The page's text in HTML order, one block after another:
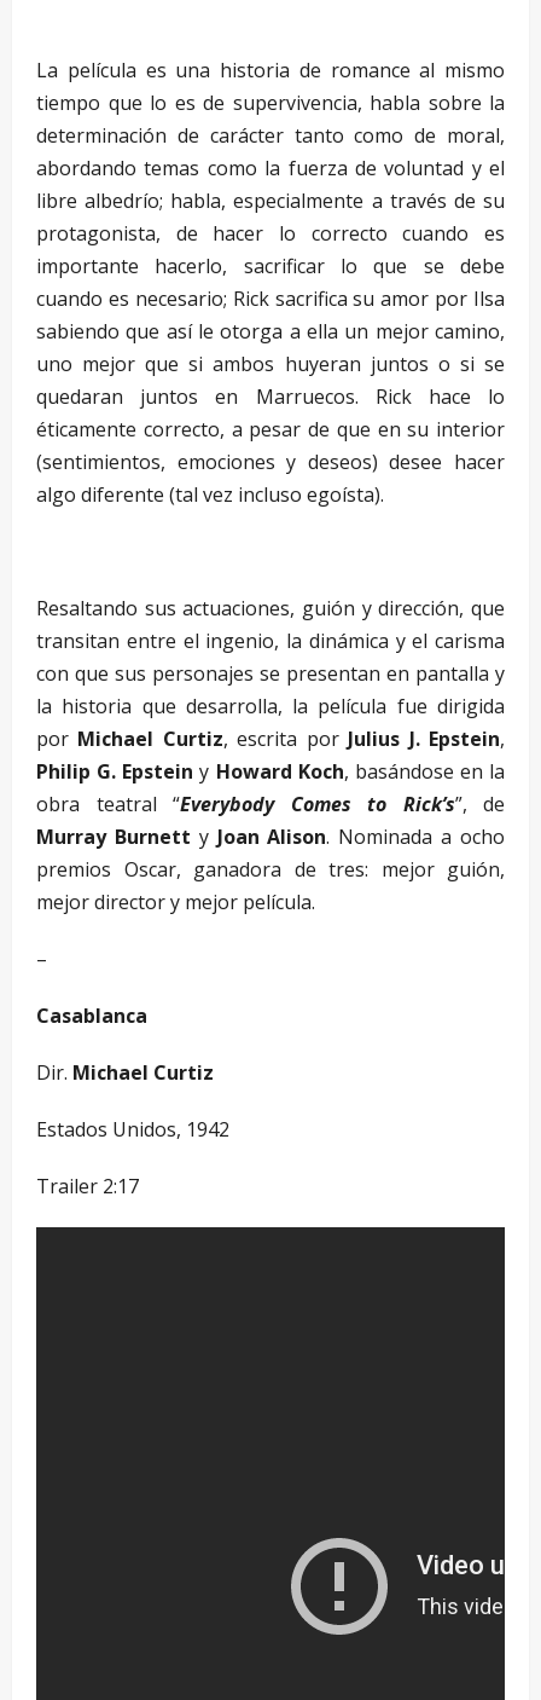
La película es una historia de romance al mismo
tiempo que lo es de supervivencia, habla sobre la
determinación de carácter tanto como de moral,
abordando temas como la fuerza de voluntad y el
libre albedrío; habla, especialmente a través de su
protagonista, de hacer lo correcto cuando es
importante hacerlo, sacrificar lo que se debe
cuando es necesario; Rick sacrifica su amor por Ilsa
sabiendo que así le otorga a ella un mejor camino,
uno mejor que si ambos huyeran juntos o si se
quedaran juntos en Marruecos. Rick hace lo
éticamente correcto, a pesar de que en su interior
(sentimientos, emociones y deseos) desee hacer
algo diferente (tal vez incluso egoísta).
Resaltando sus actuaciones, guión y dirección, que
transitan entre el ingenio, la dinámica y el carisma
con que sus personajes se presentan en pantalla y
la historia que desarrolla, la película fue dirigida
por Michael Curtiz, escrita por Julius J. Epstein,
Philip G. Epstein y Howard Koch, basándose en la
obra teatral “Everybody Comes to Rick’s”, de
Murray Burnett yJoan Alison. Nominada a ocho
premios Oscar, ganadora de tres: mejor guión,
mejor director y mejor película.
–
Casablanca
Dir. Michael Curtiz
Estados Unidos, 1942
Trailer 2:17